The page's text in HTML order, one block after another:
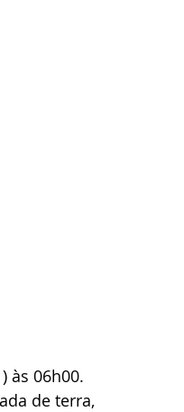
às 06h00.
de terra,